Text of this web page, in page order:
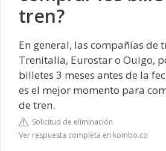
tren?
En general, las compañías de
Trenitalia, Eurostar o Ouigo,
billetes 3 meses antes de la
es el mejor momento para
de tren.
Solicitud de eliminación
Ver respuesta completa en kombo.co